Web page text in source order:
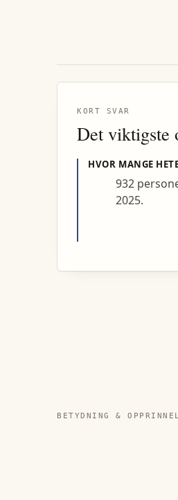
KORT SVAR
Det viktigste
HVOR MANGE
932
2025.
BETYDNING &